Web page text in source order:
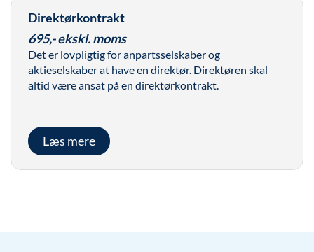
Direktørkontrakt
695,- ekskl. moms
Det er lovpligtig for anpartsselskaber og
aktieselskaber at have en direktør. Direktøren skal
altid være ansat på en direktørkontrakt.
Læs mere